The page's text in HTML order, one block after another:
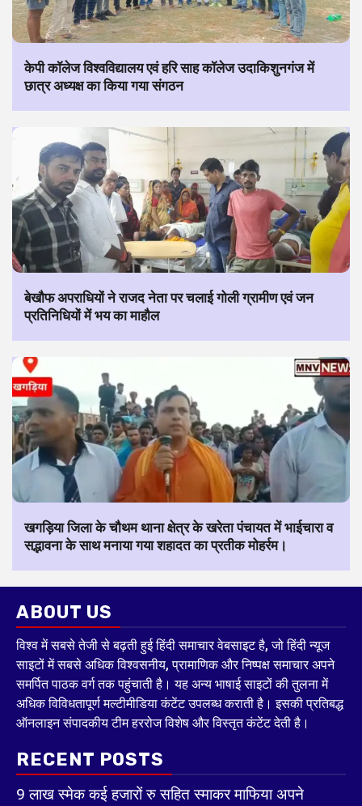
केपी कॉलेज विश्वविद्यालय एवं हरि साह कॉलेज उदाकिशुनगंज में
छात्र अध्यक्ष का किया गया संगठन
बेखौफ अपराधियों ने राजद नेता पर चलाई गोली ग्रामीण एवं जन
प्रतिनिधियों में भय का माहौल
खगड़िया जिला के चौथम थाना क्षेत्र के खरेता पंचायत में भाईचारा व
सद्भावना के साथ मनाया गया शहादत का प्रतीक मोहर्रम।
ABOUT US
विश्व में सबसे तेजी से बढ़ती हुई हिंदी समाचार वेबसाइट है, जो हिंदी न्यूज
साइटों में सबसे अधिक विश्वसनीय, प्रामाणिक और निष्पक्ष समाचार अपने
समर्पित पाठक वर्ग तक पहुंचाती है। यह अन्य भाषाई साइटों की तुलना में
अधिक विविधतापूर्ण मल्टीमीडिया कंटेंट उपलब्ध कराती है। इसकी प्रतिबद्ध
ऑनलाइन संपादकीय टीम हररोज विशेष और विस्तृत कंटेंट देती है।
RECENT POSTS
9 लाख स्मेक कई हजारों रु सहित स्माकर माफिया अपने